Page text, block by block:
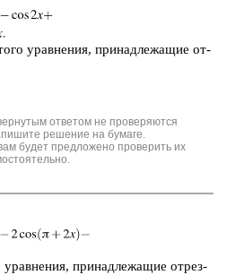
урав­не­ния, при­над­ле­жа­щие от­
ответом не проверяются
решение на бумаге.
будет предложено проверить их
урав­не­ния, при­над­ле­жа­щие от­рез­